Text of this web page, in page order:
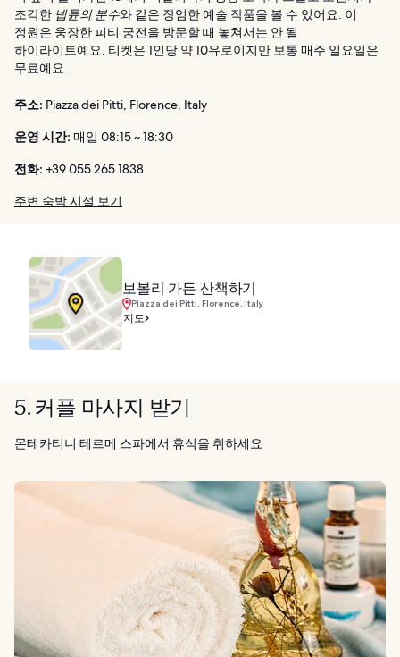
조각한 넵튠의 분수와 같은 장엄한 예술 작품을 볼 수 있어요. 이
정원은 웅장한 피티 궁전을 방문할 때 놓쳐서는 안 될
하이라이트예요. 티켓은 1인당 약 10유로이지만 보통 매주 일요일은
무료예요.
주소: Piazza dei Pitti, Florence, Italy
운영 시간: 매일 08:15 ~ 18:30
전화: +39 055 265 1838
주변 숙박 시설 보기
보볼리 가든 산책하기
Piazza dei Pitti, Florence, Italy
지도
5. 커플 마사지 받기
몬테카티니 테르메 스파에서 휴식을 취하세요